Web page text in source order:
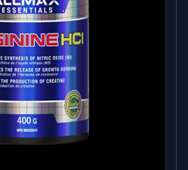
❓
στη μεταφορά λιπαρών
περιέχει;
άνδρες και γυναίκες;